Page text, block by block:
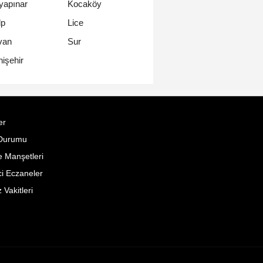
Kocaköy
Lice
Sur
Manşetleri
Eczaneler
Vakitleri